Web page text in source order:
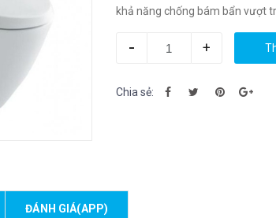
khả năng chống bám bẩn vượt
- +
Chia sẻ:
ĐÁNH GIÁ(APP)